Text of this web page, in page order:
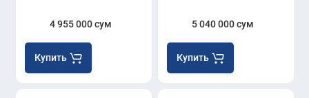
4 955 000 сум
Купить
5 040 000 сум
Купить